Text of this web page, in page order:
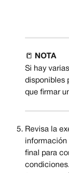
📒
NOTA
Si hay
disponibles
que firmar
Revisa la
información
final para
condiciones.